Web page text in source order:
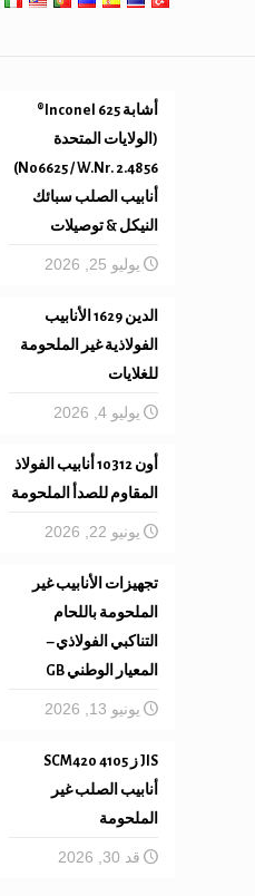
أشابة 625 Inconel®
(الولايات المتحدة
N06625 / W.Nr. 2.4856)
أنابيب الصلب سبائك
النيكل & توصيلات
يوليو 25, 2026
الدين 1629 الأنابيب
الفولاذية غير الملحومة
للغلايات
يوليو 4, 2026
أون 10312 أنابيب الفولاذ
المقاوم للصدأ الملحومة
يونيو 22, 2026
تجهيزات الأنابيب غير
الملحومة باللحام
التناكبي الفولاذي –
المعيار الوطني GB
يونيو 13, 2026
JIS ز 4105 SCM420
أنابيب الصلب غير
الملحومة
قد 30, 2026